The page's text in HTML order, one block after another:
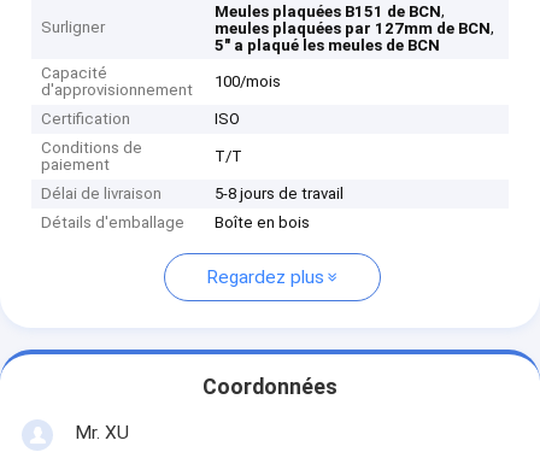
Surligner
Meules plaquées B151 de BCN,
meules plaquées par 127mm de BCN,
5" a plaqué les meules de BCN
Capacité
d'approvisionnement
100/mois
Certification
ISO
Conditions de
paiement
T/T
Délai de livraison
5-8 jours de travail
Détails d'emballage
Boîte en bois
Regardez plus
Coordonnées
Mr. XU